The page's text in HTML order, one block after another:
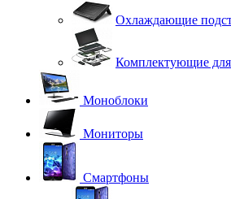
Охлаждающие
Комплектующие для
Моноблоки
Мониторы
Смартфоны